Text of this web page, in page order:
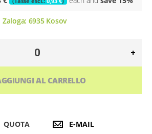
Zaloga: 6935Kosov
AL CARRELLO
QUOTA E-MAIL